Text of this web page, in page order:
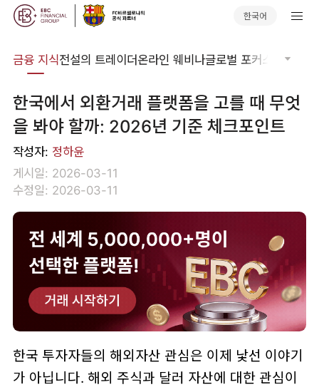
한국어
금융 지식전설의 트레이더온라인 웨비나글로벌 포커스 기술적
한국에서 외환거래 플랫폼을 고를 때 무엇
을 봐야 할까: 2026년 기준 체크포인트
작성자: 정하윤
게시일: 2026-03-11
수정일: 2026-03-11
한국 투자자들의 해외자산 관심은 이제 낯선 이야기
가 아닙니다. 해외 주식과 달러 자산에 대한 관심이